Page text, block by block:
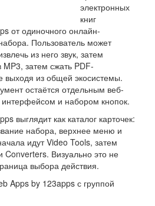
электронных
книг
от одиночного онлайн-
Пользователь может
из него звук, затем
MP3, затем сжать PDF-
выходя из общей экосистемы.
остаётся отдельным веб-
и набором кнопок.
выглядит как каталог карточек:
набора, верхнее меню и
идут Video Tools, затем
Converters. Визуально это не
выбора действия.